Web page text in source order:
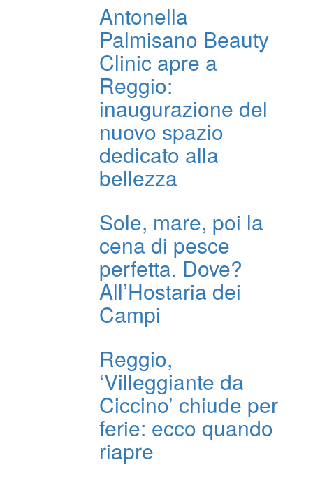
Antonella
Palmisano Beauty
Clinic apre a
Reggio:
inaugurazione del
nuovo spazio
dedicato alla
bellezza
Sole, mare, poi la
cena di pesce
perfetta. Dove?
All’Hostaria dei
Campi
Reggio,
‘Villeggiante da
Ciccino’ chiude per
ferie: ecco quando
riapre